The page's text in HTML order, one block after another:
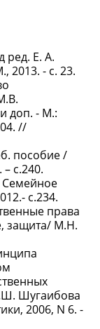
ред. Е. А.
2013. - с. 23.
доп. - М.:
//
пособие /
с.240.
Семейное
с.234.
права
защита/ М.Н.
Шугаибова
2006, N 6. -